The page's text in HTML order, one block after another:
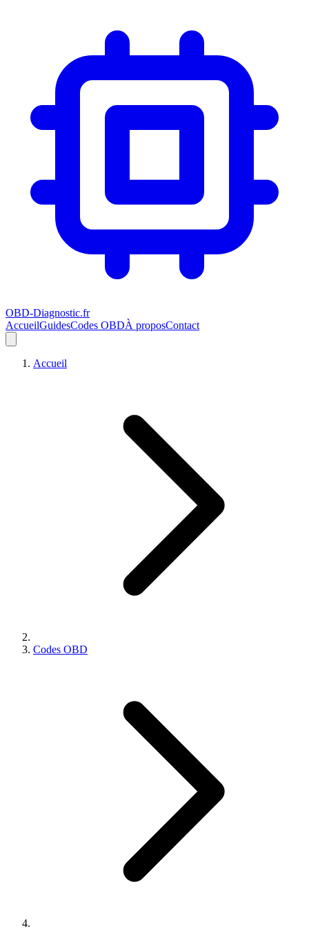
OBD-Diagnostic.fr
AccueilGuidesCodes OBDÀ proposContact
Accueil
Codes OBD